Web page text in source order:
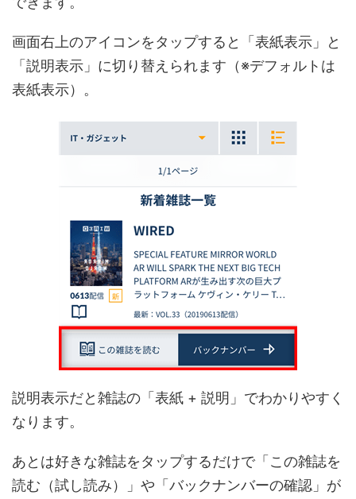
画面右上のアイコンをタップすると「表紙表示」と
「説明表示」に切り替えられます（※デフォルトは
表紙表示）。
説明表示だと雑誌の「表紙 + 説明」でわかりやすく
なります。
あとは好きな雑誌をタップするだけで「この雑誌を
読む（試し読み）」や「バックナンバーの確認」が